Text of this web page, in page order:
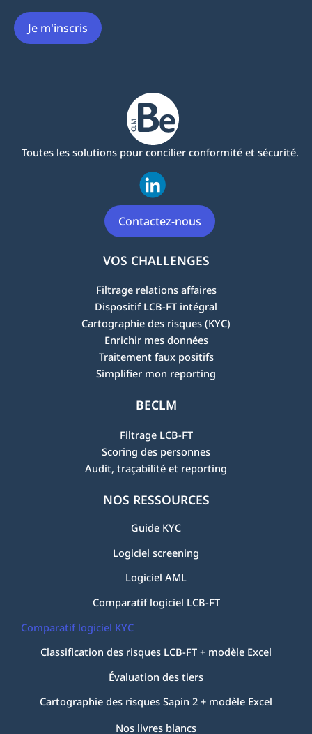
Je m'inscris
Toutes les solutions pour concilier conformité et sécurité.
Contactez-nous
VOS CHALLENGES
Filtrage relations affaires
Dispositif LCB-FT intégral
Cartographie des risques (KYC)
Enrichir mes données
Traitement faux positifs
Simplifier mon reporting
BECLM
Filtrage LCB-FT
Scoring des personnes
Audit, traçabilité et reporting
NOS RESSOURCES
Guide KYC
Logiciel screening
Logiciel AML
Comparatif logiciel LCB-FT
Comparatif logiciel KYC
Classification des risques LCB-FT + modèle Excel
Évaluation des tiers
Cartographie des risques Sapin 2 + modèle Excel
Nos livres blancs